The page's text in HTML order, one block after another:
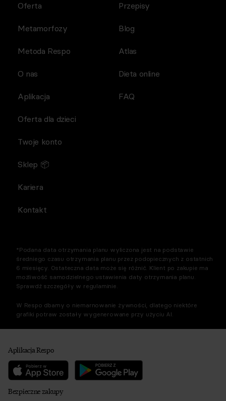
Oferta
Metamorfozy
Metoda Respo
O nas
Aplikacja
Przepisy
Blog
Atlas
Dieta online
FAQ
Oferta dla dzieci
Twoje konto
Sklep 📦
Kariera
Kontakt
*Podana data otrzymania planu wyliczona jest na podstawie
średniego czasu otrzymania planu przez podopiecznych z ostatnich
6 miesięcy. Ostateczna data może się różnić. Klient po zakupie ma
możliwość samodzielnego ustawienia daty otrzymania planu.
Sprawdź szczegóły w regulaminie.
W Respo dbamy o niemarnowanie żywności, dlatego niektóre
grafiki potraw zostały wygenerowane przy użyciu AI.
Aplikacja Respo
Bezpieczne zakupy